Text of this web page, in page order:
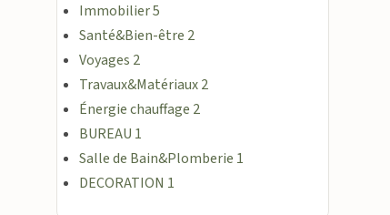
Immobilier5
Santé&Bien-être 2
Voyages 2
Travaux&Matériaux2
Énergie chauffage 2
BUREAU 1
Salle de Bain&Plomberie 1
DECORATION 1